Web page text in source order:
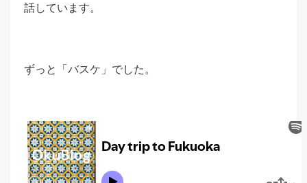
話しています。
ずっと「バスケ」でした。